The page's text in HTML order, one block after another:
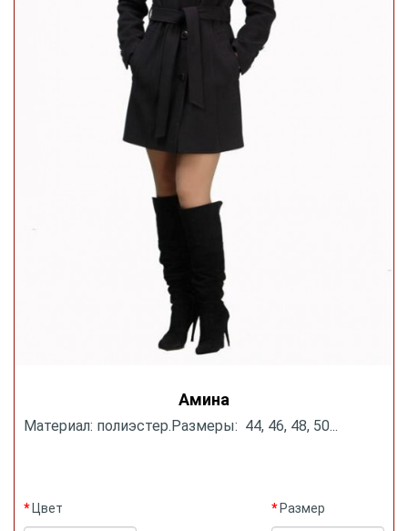
Амина
Материал: полиэстер.Размеры: 44, 46, 48, 50...
Цвет Размер